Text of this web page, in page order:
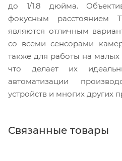
до 1/1.8 дюйма.
фокусным расстоянием
являются отличным
со всеми сенсорами
также для работы на малых
что делает их
автоматизации
устройств и многих других
Связанные товары